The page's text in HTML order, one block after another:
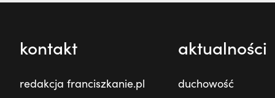
kontakt
redakcja franciszkanie.pl
aktualności
duchowość